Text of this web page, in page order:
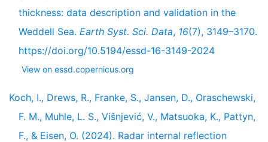
thickness: data description and validation in the
Weddell Sea. Earth Syst. Sci. Data, 16(7), 3149–3170.
https://doi.org/10.5194/essd-16-3149-2024
View on essd.copernicus.org
Koch, I., Drews, R., Franke, S., Jansen, D., Oraschewski,
F. M., Muhle, L. S., Višnjević, V., Matsuoka, K., Pattyn,
F., & Eisen, O. (2024). Radar internal reflection